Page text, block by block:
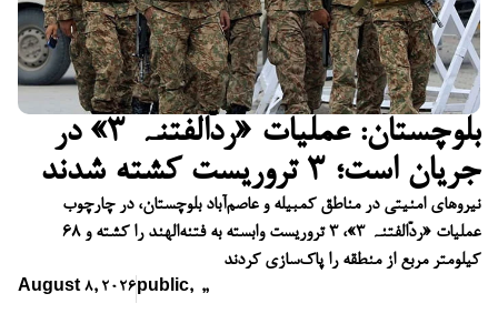
بلوچستان: عملیات «ردّالفتنہ ۳» در
جریان است؛ ۳ تروریست کشته شدند
نیروهای امنیتی در مناطق کمبیله و عاصم‌آباد بلوچستان، در چارچوب
عملیات «ردّالفتنہ ۳»، ۳ تروریست وابسته به فتنه‌الهند را کشته و ۶۸
کیلومتر مربع از منطقه را پاک‌سازی کردند
August 8, 2026 public, ,,